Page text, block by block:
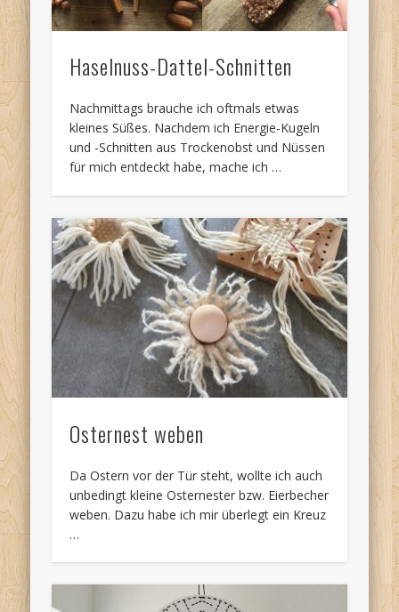
Haselnuss-Dattel-Schnitten
Nachmittags brauche ich oftmals etwas
kleines Süßes. Nachdem ich Energie-Kugeln
und -Schnitten aus Trockenobst und Nüssen
für mich entdeckt habe, mache ich …
Osternest weben
Da Ostern vor der Tür steht, wollte ich auch
unbedingt kleine Osternester bzw. Eierbecher
weben. Dazu habe ich mir überlegt ein Kreuz
…